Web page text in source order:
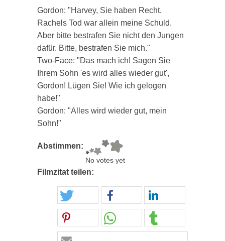
Gordon: "Harvey, Sie haben Recht.
Rachels Tod war allein meine Schuld.
Aber bitte bestrafen Sie nicht den Jungen
dafür. Bitte, bestrafen Sie mich."
Two-Face: "Das mach ich! Sagen Sie
Ihrem Sohn 'es wird alles wieder gut',
Gordon! Lügen Sie! Wie ich gelogen
habe!"
Gordon: "Alles wird wieder gut, mein
Sohn!"
Abstimmen:
No votes yet
Filmzitat teilen: